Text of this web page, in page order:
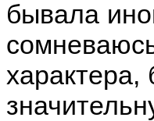
бывала